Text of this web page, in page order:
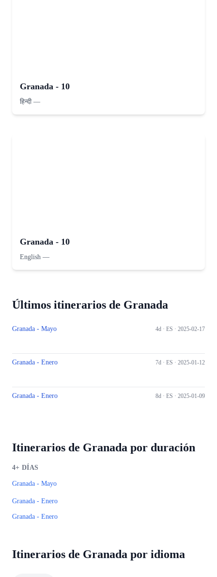
Granada - 10
हिन्दी—
Granada - 10
English —
Últimos itinerarios de Granada
Granada - Mayo 4d · ES · 2025-02-17
Granada - Enero 7d · ES · 2025-01-12
Granada - Enero 8d · ES · 2025-01-09
Itinerarios de Granada por duración
4+ DÍAS
Granada - Mayo
Granada - Enero
Granada - Enero
Itinerarios de Granada por idioma